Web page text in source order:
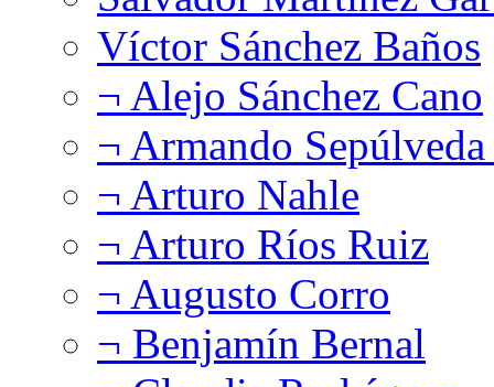
Víctor Sánchez Baños
¬ Alejo Sánchez Cano
¬ Armando
¬ Arturo Nahle
¬ Arturo Ríos Ruiz
¬ Augusto Corro
¬ Benjamín Bernal